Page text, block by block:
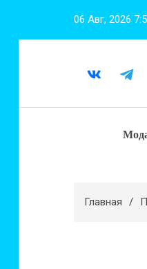
06 Авг, 2026
Главная